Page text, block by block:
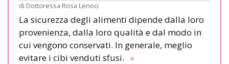
di Dottoressa Rosa Lenoci
La sicurezza degli alimenti dipende dalla loro
provenienza, dalla loro qualità e dal modo in
cui vengono conservati. In generale, meglio
evitare i cibi venduti sfusi. »